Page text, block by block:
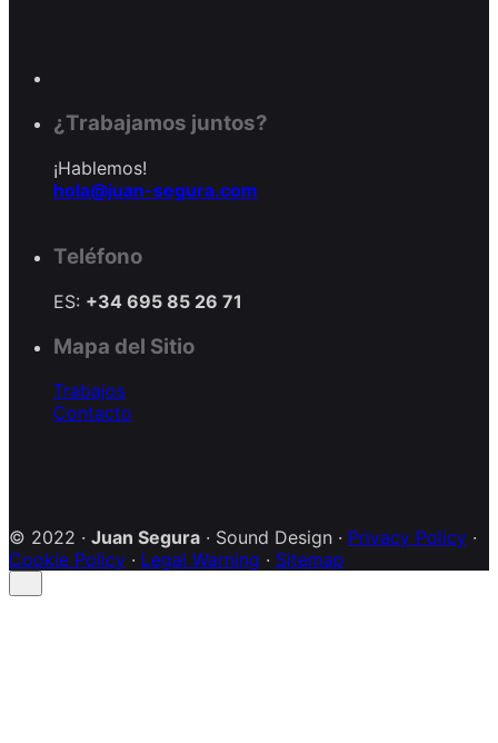
¿Trabajamos juntos?
¡Hablemos!
hola@juan-segura.com
Teléfono
ES: +34 695 85 26 71
Mapa del Sitio
Trabajos
Contacto
© 2022 · Juan Segura · Sound Design · Privacy Policy ·
Cookie Policy · Legal Warning · Sitemap